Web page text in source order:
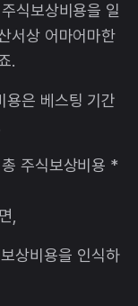
식보상비용을 일
서상 어마어마한
.
용은 베스팅 기간
주식보상비용 *
,
상비용을 인식하